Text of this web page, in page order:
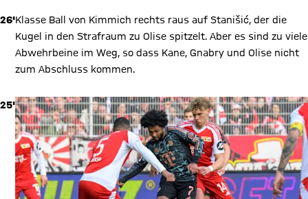
26'Klasse Ball von Kimmich rechts raus auf Stanišić, der die
Kugel in den Strafraum zu Olise spitzelt. Aber es sind zu viele
Abwehrbeine im Weg, so dass Kane, Gnabry und Olise nicht
zum Abschluss kommen.
25'